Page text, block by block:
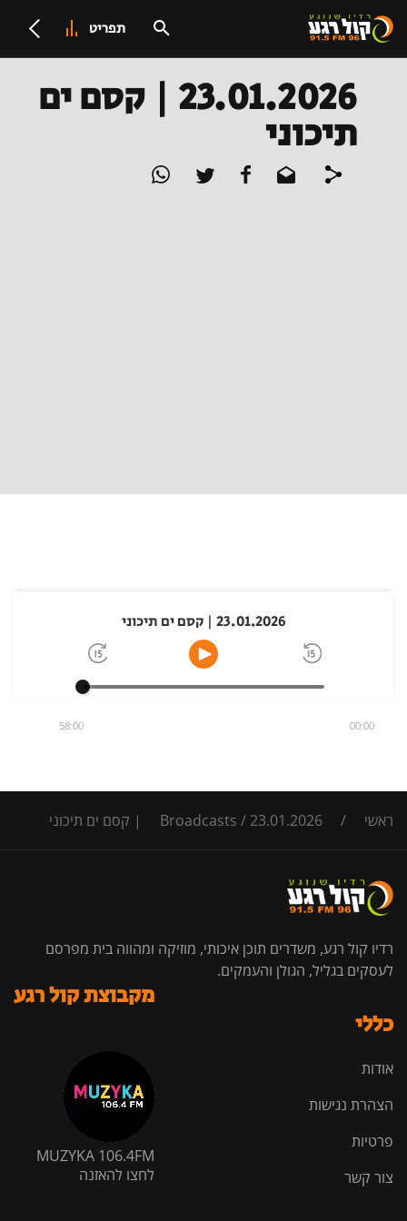
תפריט
23.01.2026 | קסם ים
תיכוני
23.01.2026 | קסם ים תיכוני
00:00
58:00
ראשי /
Broadcasts / 23.01.2026 | קסם ים תיכוני
רדיו קול רגע, משדרים תוכן איכותי, מוזיקה ומהווה בית מפרסם
לעסקים בגליל, הגולן והעמקים.
כללי
אודות
הצהרת נגישות
פרטיות
צור קשר
מקבוצת קול רגע
MUZYKA 106.4FM
לחצו להאזנה